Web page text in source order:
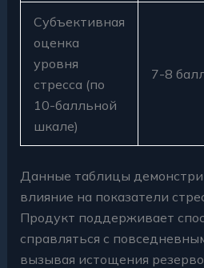
Субъективная
оценка
уровня
стресса (по
10-балльной
шкале)
7-8
Данные таблицы
влияние на показатели
Продукт поддерживает
справляться с
вызывая истощения